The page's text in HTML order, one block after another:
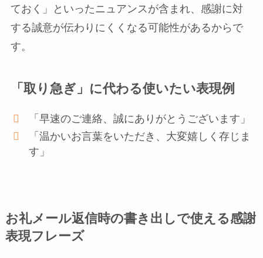
ておく」といったニュアンスが含まれ、感謝に対
する誠意が伝わりにくくなる可能性があるからで
す。
「取り急ぎ」に代わる使いたい表現例
「早速のご連絡、誠にありがとうございます」
「温かいお言葉をいただき、大変嬉しく存じま
す」
お礼メール返信時の書き出しで使える感謝
表現フレーズ